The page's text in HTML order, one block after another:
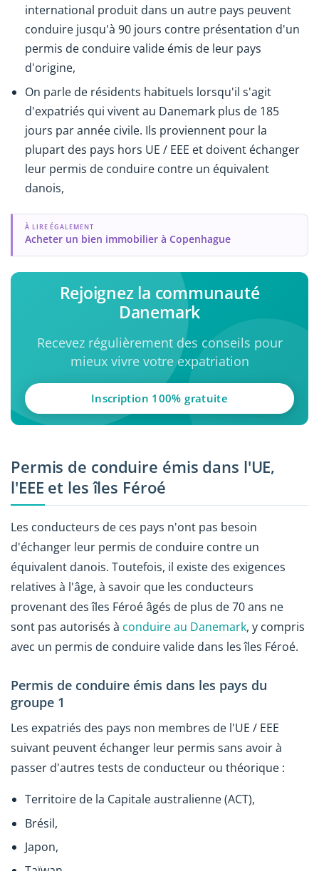
international produit dans un autre pays peuvent
conduire jusqu'à 90 jours contre présentation d'un
permis de conduire valide émis de leur pays
d'origine,
On parle de résidents habituels lorsqu'il s'agit
d'expatriés qui vivent au Danemark plus de 185
jours par année civile. Ils proviennent pour la
plupart des pays hors UE / EEE et doivent échanger
leur permis de conduire contre un équivalent
danois,
À LIRE ÉGALEMENT
Acheter un bien immobilier à Copenhague
Rejoignez la communauté
Danemark
Recevez régulièrement des conseils pour
mieux vivre votre expatriation
Inscription 100% gratuite
Permis de conduire émis dans l'UE,
l'EEE et les îles Féroé
Les conducteurs de ces pays n'ont pas besoin
d'échanger leur permis de conduire contre un
équivalent danois. Toutefois, il existe des exigences
relatives à l'âge, à savoir que les conducteurs
provenant des îles Féroé âgés de plus de 70 ans ne
sont pas autorisés à conduire au Danemark, y compris
avec un permis de conduire valide dans les îles Féroé.
Permis de conduire émis dans les pays du
groupe 1
Les expatriés des pays non membres de l'UE / EEE
suivant peuvent échanger leur permis sans avoir à
passer d'autres tests de conducteur ou théorique :
Territoire de la Capitale australienne (ACT),
Brésil,
Japon,